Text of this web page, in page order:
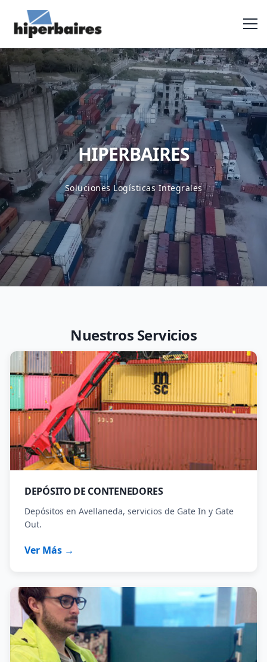
HIPERBAIRES
Soluciones Logísticas Integrales
Nuestros Servicios
DEPÓSITO DE CONTENEDORES
Depósitos en Avellaneda, servicios de Gate In y Gate
Out.
Ver Más →